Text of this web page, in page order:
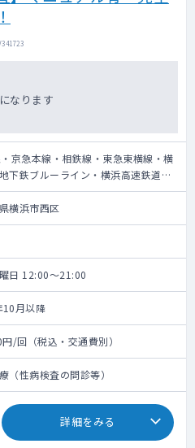
なります
京急本線・相鉄線・東急東横線・横
下鉄ブルーライン・横浜高速鉄道み
い線
横浜市西区
日 12:00～21:00
月以降
/回（税込・交通費別）
（性病検査の問診等）
詳細をみる